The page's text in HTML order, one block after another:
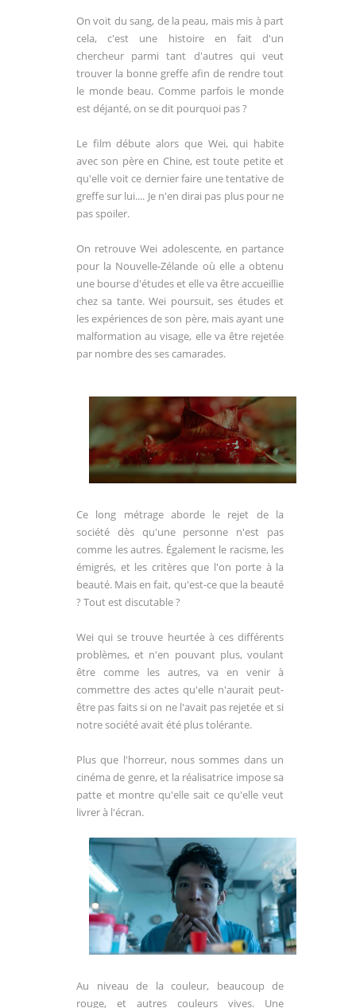
On voit du sang, de la peau, mais mis à part
cela, c'est une histoire en fait d'un
chercheur parmi tant d'autres qui veut
trouver la bonne greffe afin de rendre tout
le monde beau. Comme parfois le monde
est déjanté, on se dit pourquoi pas ?
Le film débute alors que Wei, qui habite
avec son père en Chine, est toute petite et
qu'elle voit ce dernier faire une tentative de
greffe sur lui.... Je n'en dirai pas plus pour ne
pas spoiler.
On retrouve Wei adolescente, en partance
pour la Nouvelle-Zélande où elle a obtenu
une bourse d'études et elle va être accueillie
chez sa tante. Wei poursuit, ses études et
les expériences de son père, mais ayant une
malformation au visage, elle va être rejetée
par nombre des ses camarades.
Ce long métrage aborde le rejet de la
société dès qu'une personne n'est pas
comme les autres. Également le racisme, les
émigrés, et les critères que l'on porte à la
beauté. Mais en fait, qu'est-ce que la beauté
? Tout est discutable ?
Wei qui se trouve heurtée à ces différents
problèmes, et n'en pouvant plus, voulant
être comme les autres, va en venir à
commettre des actes qu'elle n'aurait peut-
être pas faits si on ne l'avait pas rejetée et si
notre société avait été plus tolérante.
Plus que l'horreur, nous sommes dans un
cinéma de genre, et la réalisatrice impose sa
patte et montre qu'elle sait ce qu'elle veut
livrer à l'écran.
Au niveau de la couleur, beaucoup de
rouge, et autres couleurs vives. Une